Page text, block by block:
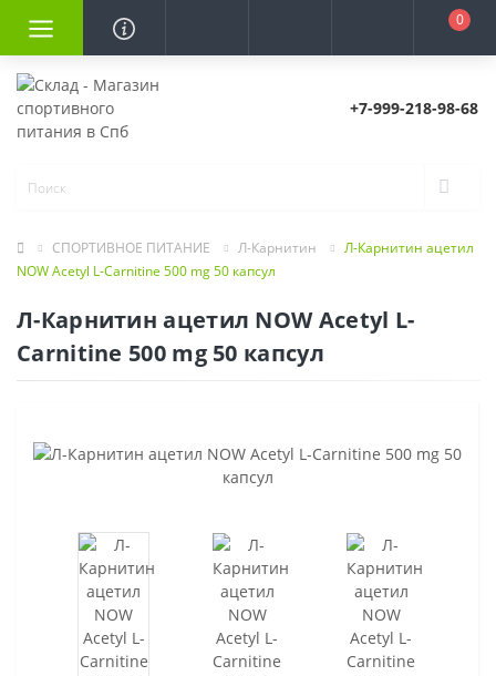
0
+7-999-218-98-68
СПОРТИВНОЕ ПИТАНИЕ Л-Карнитин
Л-Карнитин ацетил
NOW Acetyl L-Carnitine 500 mg 50 капсул
Л-Карнитин ацетил NOW Acetyl L-
Carnitine 500 mg 50 капсул